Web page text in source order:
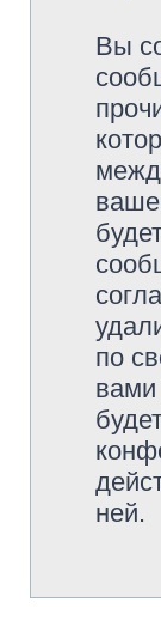
Вы
по
ней.